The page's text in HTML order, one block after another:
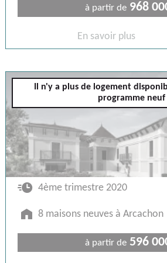
à partir de 968
En savoir plus
Il n'y a plus de logement
programme neuf
Arcachon
🕐 4ème trimestre 2020
🏠 8 maisons neuves à Arcachon
à partir de 596